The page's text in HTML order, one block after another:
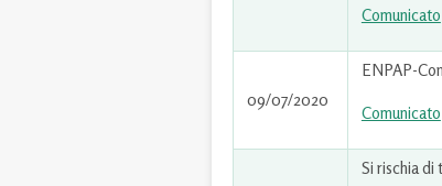
Comunicato
09/07/2020
ENPAP-
Comunicato
Si rischia